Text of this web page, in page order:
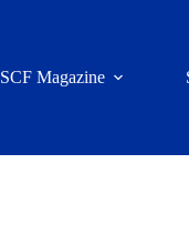
SCF Magazine